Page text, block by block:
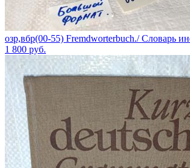
озр,вбр(00-55) Fremdworterbuch./ Словарь
1 800 руб.